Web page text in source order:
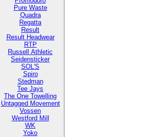
Pure Waste
Quadra
Regatta
Result
Result Headwear
RTP
Russell Athletic
Seidensticker
SOL'S
Spiro
Stedman
Tee Jays
The One Towelling
Untagged Movement
Vossen
Westford Mill
WK
Yoko